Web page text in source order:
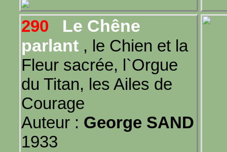
290
Le Chêne
parlant , le Chien et la
Fleur sacrée, l`Orgue
du Titan, les Ailes de
Courage
Auteur : George SAND
1933